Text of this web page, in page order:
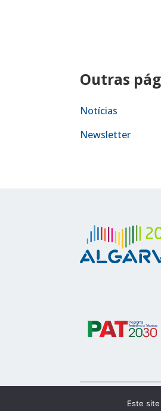
Outras
Notícias
Newsletter
© 2023 Algarve 2030
Este